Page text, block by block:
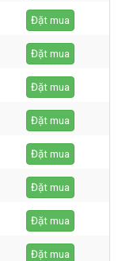
Đặt mua
Đặt mua
Đặt mua
Đặt mua
Đặt mua
Đặt mua
Đặt mua
Đặt mua